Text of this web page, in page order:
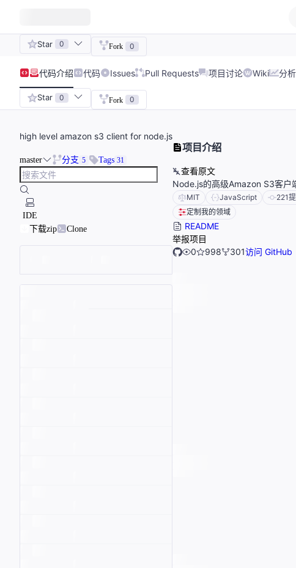
Star 0 Fork 0
代码介绍 代码 Issues Pull Requests 项目讨论 Wiki 分析
Star 0 Fork 0
high level amazon s3 client for node.js
master 分支 5 Tags 31
IDE
下载zip
Clone
项目介绍
查看原文
Node.js的高级Amazon S3客户
MIT JavaScript 221
定制我的领域
README
举报项目
0
998 301访问 GitHub